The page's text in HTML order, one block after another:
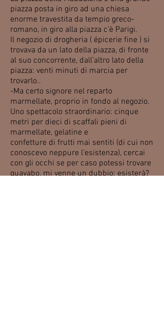
piazza posta in giro ad una chiesa
enorme travestita da tempio greco-
romano, in giro alla piazza c’è Parigi.
Il negozio di drogheria ( épicerie fine ) si
trovava da un lato della piazza, di fronte
al suo concorrente, dall’altro lato della
piazza: venti minuti di marcia per
trovarlo..
-Ma certo signore nel reparto
marmellate, proprio in fondo al negozio.
Uno spettacolo straordinario: cinque
metri per dieci di scaffali pieni di
marmellate, gelatine e
confetture di frutti mai sentiti (di cui non
conoscevo neppure l’esistenza), cercai
con gli occhi se per caso potessi trovare
guayabo, mi venne un dubbio: esisterà?